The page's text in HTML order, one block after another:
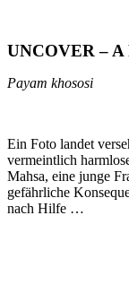
UNCOVER – A
Payam khososi
Ein Foto landet
vermeintlich
Mahsa, eine junge
gefährliche
nach Hilfe …